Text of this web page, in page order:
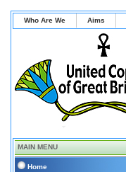
Who Are We Aims
MAIN MENU
Home